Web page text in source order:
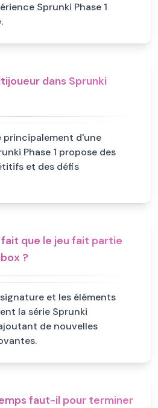
Sprunki Phase 1
dans Sprunki
principalement d'une
Phase 1 propose des
et des défis
que le jeu fait partie
?
et les éléments
la série Sprunki
de nouvelles
faut-il pour terminer